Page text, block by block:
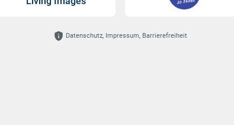
Datenschutz, Impressum, Barrierefreiheit